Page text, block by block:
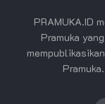
PRAMUKA.ID
Pramuka